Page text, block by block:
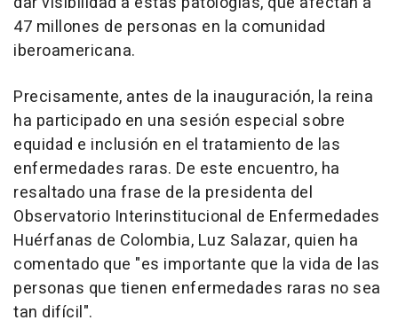
47 millones de personas en la comunidad
iberoamericana.
Precisamente, antes de la inauguración, la reina
ha participado en una sesión especial sobre
equidad e inclusión en el tratamiento de las
enfermedades raras. De este encuentro, ha
resaltado una frase de la presidenta del
Observatorio Interinstitucional de Enfermedades
Huérfanas de Colombia, Luz Salazar, quien ha
comentado que "es importante que la vida de las
personas que tienen enfermedades raras no sea
tan difícil".